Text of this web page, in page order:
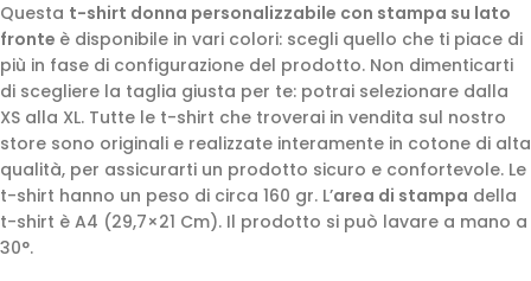
Questa t-shirt donna personalizzabile con stampa su lato
fronte è disponibile in vari colori: scegli quello che ti piace di
più in fase di configurazione del prodotto. Non dimenticarti
di scegliere la taglia giusta per te: potrai selezionare dalla
XS alla XL. Tutte le t-shirt che troverai in vendita sul nostro
store sono originali e realizzate interamente in cotone di alta
qualità, per assicurarti un prodotto sicuro e confortevole. Le
t-shirt hanno un peso di circa 160 gr. L’area di stampa della
t-shirt è A4 (29,7×21 Cm). Il prodotto si può lavare a mano a
30°.